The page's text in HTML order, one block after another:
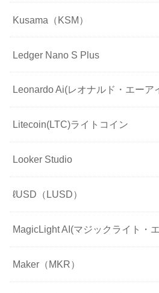
Kusama（KSM）
Ledger Nano S Plus
Leonardo Ai(レオナルド・エーア
Litecoin(LTC)ライトコイン
Looker Studio
ℓUSD（LUSD）
MagicLight AI(マジックライト・
Maker（MKR）